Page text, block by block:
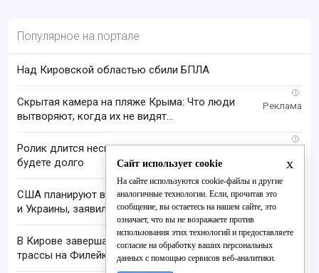
Популярное на портале
Над Кировской областью сбили БПЛА
i
Скрытая камера на пляже Крыма: Что люди
вытворяют, когда их не видят...
i
Ролик длится несколько секунд, а смеяться вы
будете долго
США планируют возобновить переговоры России
и Украины, заявил Рубио
В Кирове завершают ремонт лыжероллерной
трассы на Филейке
x
Сайт использует cookie
На сайте используются cookie-файлы и другие
аналогичные технологии. Если, прочитав это
сообщение, вы остаетесь на нашем сайте, это
означает, что вы не возражаете против
использования этих технологий и предоставляете
согласие на обработку ваших персональных
данных с помощью сервисов веб-аналитики.